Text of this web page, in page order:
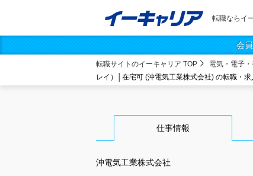
転職ならイ
会
転職サイトのイーキャリア TOP 電気・電子
レイ）│在宅可 (沖電気工業株式会社) の転職・求
仕事情報
沖電気工業株式会社